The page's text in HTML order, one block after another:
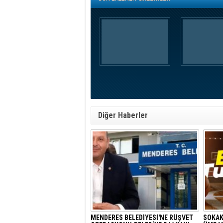
Diğer Haberler
MENDERES BELEDİYESİ'NE RÜŞVET